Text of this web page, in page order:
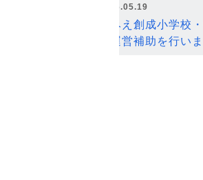
2026.05.19
なみえ創成小学校
の運営補助を行い